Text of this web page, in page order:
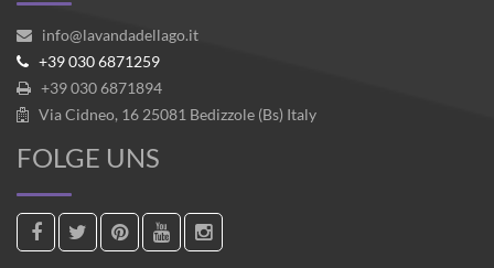
info@lavandadellago.it
+39 030 6871259
+39 030 6871894
Via Cidneo, 16 25081 Bedizzole (Bs) Italy
FOLGE UNS